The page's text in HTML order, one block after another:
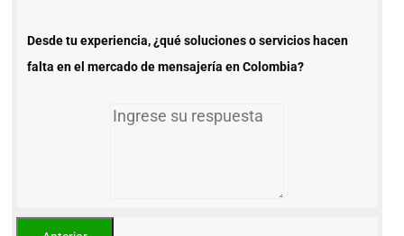
Desde tu experiencia, ¿qué soluciones o servicios hacen
falta en el mercado de mensajería en Colombia?